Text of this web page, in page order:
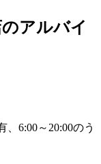
アルバイ
、 6:00～ 20:00のう